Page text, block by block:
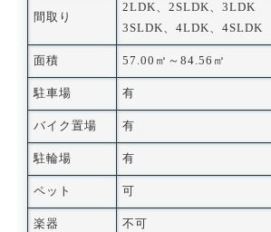
間取り
2LDK、2SLDK、3LDK
3SLDK、4LDK、4SLDK
面積 57.00㎡～84.56㎡
駐車場 有
バイク置場 有
駐輪場 有
ペット 可
楽器 不可